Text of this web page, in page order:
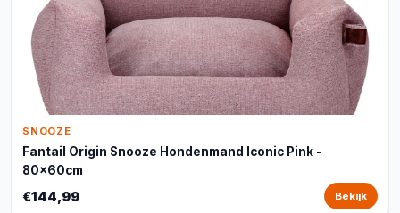
SNOOZE
Fantail Origin Snooze Hondenmand Iconic Pink -
80x60cm
€144,99 Bekijk